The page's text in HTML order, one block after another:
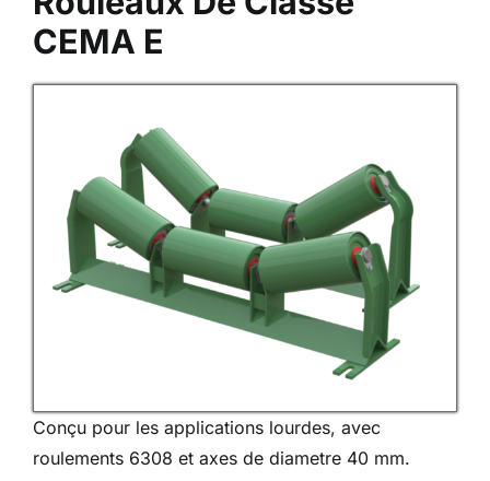
CEMA E
Conçu pour les applications lourdes, avec
roulements 6308 et axes de diametre 40 mm.